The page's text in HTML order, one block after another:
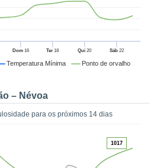
Temperatura Mínima Ponto de orvalho
Dom16 Ter 18 Qui 20 Sáb22
– Névoa
para os próximos 14 dias
1017